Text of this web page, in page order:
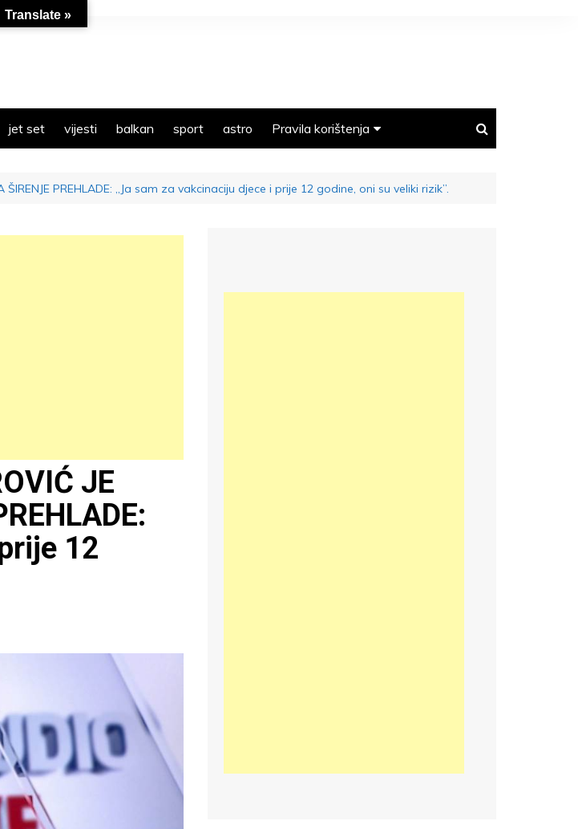
jet set vijesti balkan sport astro Pravila korištenja
ŠIRENJE PREHLADE: ,,Ja sam za vakcinaciju djece i prije 12 godine, oni su veliki rizik”.
JE
12
Translate »